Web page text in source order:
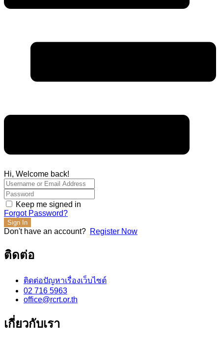
Hi, Welcome back!
Keep me signed in
Forgot Password?
Sign In
Don't have an account? Register Now
ติดต่อ
ติดต่อปัญหาเรื่องเว็บไซต์
02 716 5963
office@rcrt.or.th
เกี่ยวกับเรา